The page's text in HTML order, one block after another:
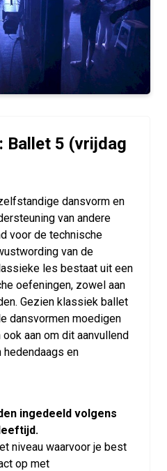
Ballet 5 (vrijdag
dansvorm en
van andere
voor de technische
van de
les bestaat uit een
oefeningen, zowel aan
Gezien klassiek ballet
dansvormen moedigen
aan om dit aanvullend
en
ingedeeld volgens
niveau waarvoor je best
op met